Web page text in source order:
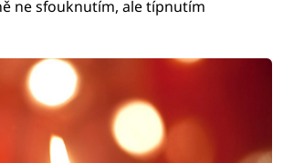
ne sfouknutím, ale típnutím